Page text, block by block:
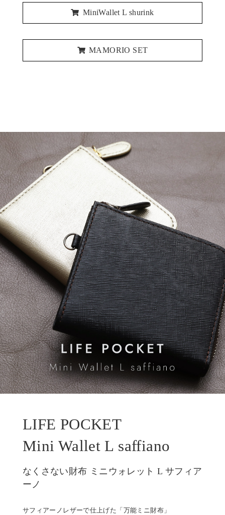
MiniWallet L shurink
MAMORIO SET
LIFE POCKET
Mini Wallet L saffiano
なくさない財布 ミニウォレット L サフィア
ーノ
サフィアーノレザーで仕上げた「万能ミニ財布」